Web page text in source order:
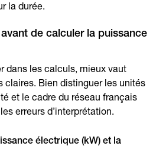
la durée.
de calculer la puissance
dans les calculs, mieux vaut
claires. Bien distinguer les unités
et le cadre du réseau français
erreurs d’interprétation.
électrique (kW) et la